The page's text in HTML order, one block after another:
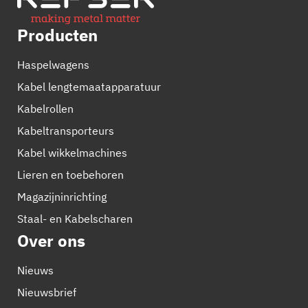
Producten
Haspelwagens
Kabel lengtemaatapparatuur
Kabelrollen
Kabeltransporteurs
Kabel wikkelmachines
Lieren en toebehoren
Magazijninrichting
Staal- en Kabelscharen
Over ons
Nieuws
Nieuwsbrief